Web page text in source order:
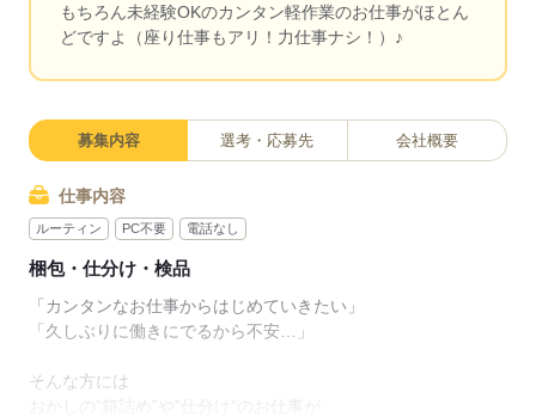
もちろん未経験OKのカンタン軽作業のお仕事がほとん
どですよ（座り仕事もアリ！力仕事ナシ！）♪
募集内容 選考・応募先 会社概要
仕事内容
ルーティン PC不要 電話なし
梱包・仕分け・検品
「カンタンなお仕事からはじめていきたい」
「久しぶりに働きにでるから不安…」
そんな方には
おかしの”箱詰め”や”仕分け”のお仕事が